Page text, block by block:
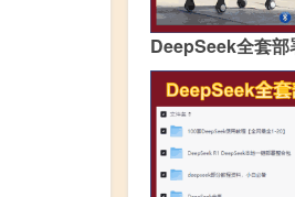
DeepSeek全套